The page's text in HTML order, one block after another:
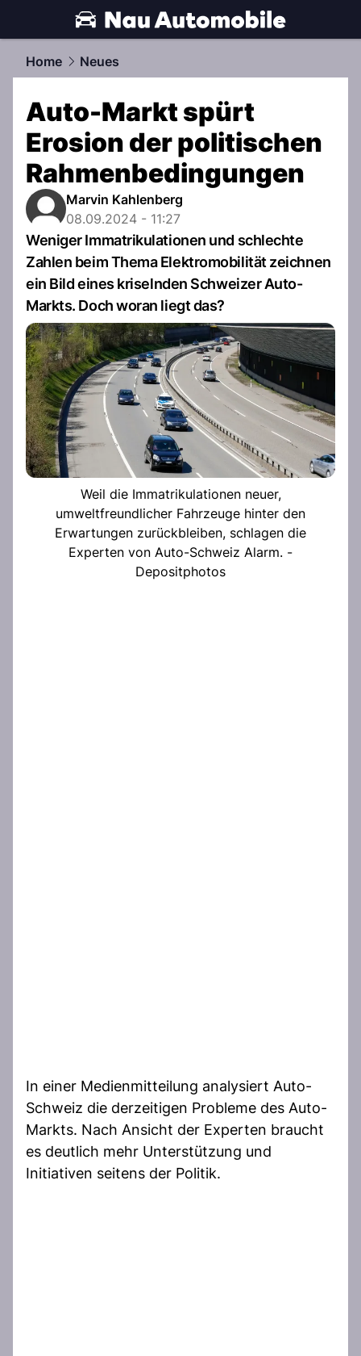
automobile.NAU.ch
Home Neues
Auto-Markt spürt
Erosion der politischen
Rahmenbedingungen
Marvin Kahlenberg
08.09.2024 - 11:27
Weniger Immatrikulationen und schlechte
Zahlen beim Thema Elektromobilität zeichnen
ein Bild eines kriselnden Schweizer Auto-
Markts. Doch woran liegt das?
Weil die Immatrikulationen neuer,
umweltfreundlicher Fahrzeuge hinter den
Erwartungen zurückbleiben, schlagen die
Experten von Auto-Schweiz Alarm. -
Depositphotos
In einer Medienmitteilung analysiert Auto-
Schweiz die derzeitigen Probleme des Auto-
Markts. Nach Ansicht der Experten braucht
es deutlich mehr Unterstützung und
Initiativen seitens der Politik.